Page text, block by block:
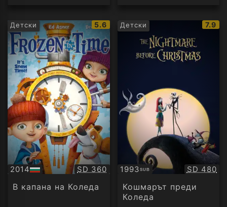
Детски
IMDb
рейтинг:
5.6
2014
БГ
аудио
Качество:
SD 360
В капана на Коледа
Детски
IMDb
7.9
1993SUB
Субтитри SD 480
Кошмарът преди
Коледа